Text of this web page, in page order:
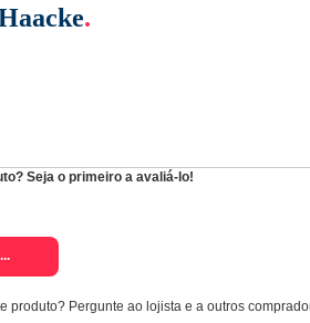
.
Seja o primeiro a avaliá-lo!
produto? Pergunte ao lojista e a outros